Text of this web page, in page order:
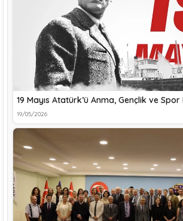
19 Mayıs Atatürk’ü Anma, Gençlik ve
19/05/2026